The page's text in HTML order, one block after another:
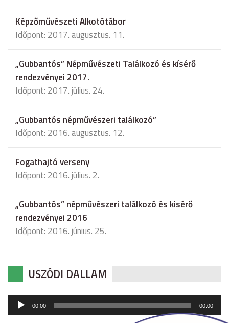
Képzőművészeti Alkotótábor
Időpont: 2017. augusztus. 11.
„Gubbantós” Népművészeti Találkozó és kísérő
rendezvényei 2017.
Időpont: 2017. július. 24.
„Gubbantós népművészeri találkozó”
Időpont: 2016. augusztus. 12.
Fogathajtó verseny
Időpont: 2016. július. 2.
„Gubbantós” népművészeri találkozó és kisérő
rendezvényei 2016
Időpont: 2016. június. 25.
USZÓDI DALLAM
Audió
lejátszó
00:00 00:00